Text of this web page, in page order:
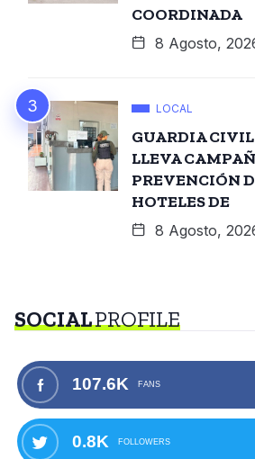
COORDINADA
8 Agosto,
LOCAL
GUARDIA
LLEVA
PREVENCIÓN
HOTELES DE
8 Agosto,
SOCIALPROFILE
107.6K FANS
0.8K FOLLOWERS